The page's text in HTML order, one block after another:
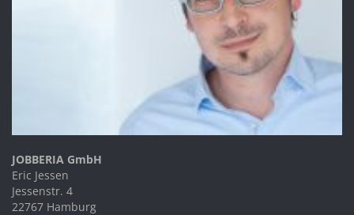
JOBBERIA GmbH
Eric Jessen
Jessenstr. 4
22767 Hamburg